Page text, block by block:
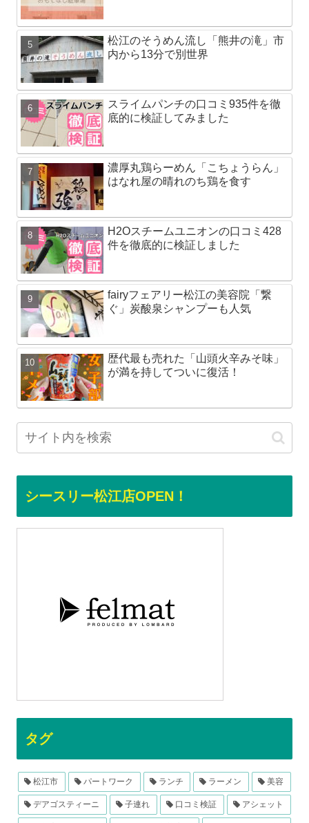
松江のそうめん流し「熊井の滝」市
内から13分で別世界
スライムパンチの口コミ935件を徹
底的に検証してみました
濃厚丸鶏らーめん「こちょうらん」
はなれ屋の晴れのち鶏を食す
H2Oスチームユニオンの口コミ428
件を徹底的に検証しました
fairyフェアリー松江の美容院「繋
ぐ」炭酸泉シャンプーも人気
歴代最も売れた「山頭火辛みそ味」
が満を持してついに復活！
シースリー松江店OPEN！
タグ
松江市 パートワーク ランチ ラーメン 美容
デアゴスティーニ 子連れ 口コミ検証 アシェット